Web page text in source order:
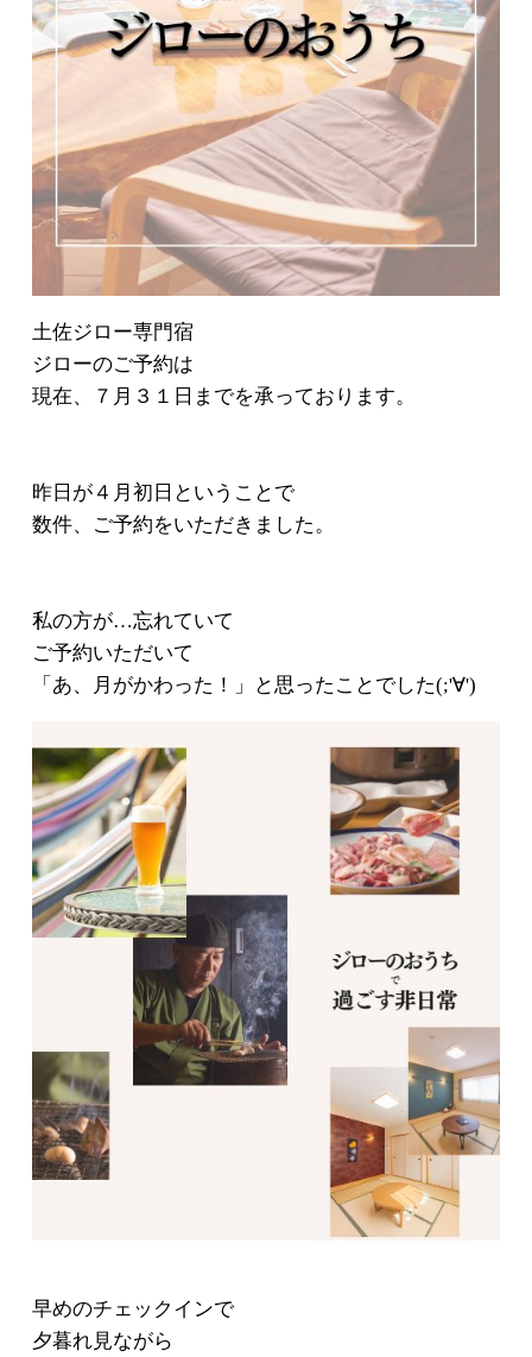
土佐ジロー専門宿
ジローのご予約は
現在、７月３１日までを承っております。
昨日が４月初日ということで
数件、ご予約をいただきました。
私の方が…忘れていて
ご予約いただいて
「あ、月がかわった！」と思ったことでした(;'∀')
早めのチェックインで
夕暮れ見ながら